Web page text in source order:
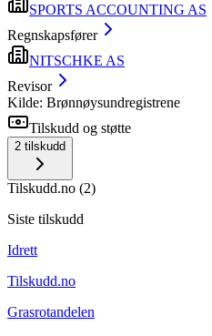
SPORTS ACCOUNTING AS
Regnskapsfører
NITSCHKE AS
Revisor
Kilde: Brønnøysundregistrene
Tilskudd og støtte
2 tilskudd
Tilskudd.no (2)
Siste tilskudd
Idrett
Tilskudd.no
Grasrotandelen